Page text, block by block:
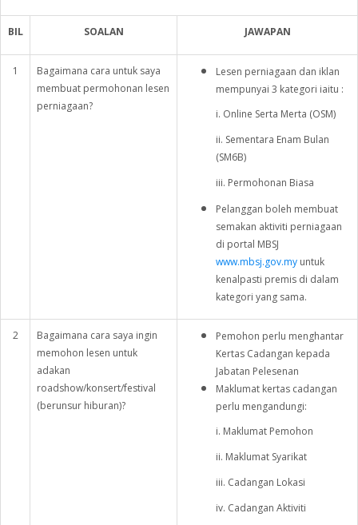
BIL SOALAN JAWAPAN
1
Bagaimana cara untuk saya
membuat permohonan lesen
perniagaan?
Lesen perniagaan dan iklan
mempunyai 3 kategori iaitu :
i. Online Serta Merta (OSM)
ii. Sementara Enam Bulan
(SM6B)
iii. Permohonan Biasa
Pelanggan boleh membuat
semakan aktiviti perniagaan
di portal MBSJ
www.mbsj.gov.my untuk
kenalpasti premis di dalam
kategori yang sama.
2
Bagaimana cara saya ingin
memohon lesen untuk
adakan
roadshow/konsert/festival
(berunsur hiburan)?
Pemohon perlu menghantar
Kertas Cadangan kepada
Jabatan Pelesenan
Maklumat kertas cadangan
perlu mengandungi:
i. Maklumat Pemohon
ii. Maklumat Syarikat
iii. Cadangan Lokasi
iv. Cadangan Aktiviti